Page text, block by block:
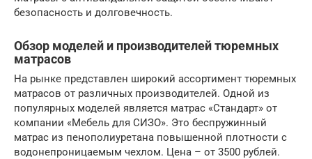
безопасность и долговечность.
Обзор моделей и производителей тюремных
матрасов
На рынке представлен широкий ассортимент тюремных
матрасов от различных производителей. Одной из
популярных моделей является матрас «Стандарт» от
компании «Мебель для СИЗО». Это беспружинный
матрас из пенополиуретана повышенной плотности с
водонепроницаемым чехлом. Цена – от 3500 рублей.